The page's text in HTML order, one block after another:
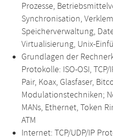
Prozesse,
Synchronisation,
Speicherverwaltung,
Virtualisierung, Unix-
Grundlagen der
Protokolle: ISO-OSI,
Pair, Koax, Glasfaser,
Modulationstechniken;
MANs, Ethernet, Token
ATM
Internet: TCP/UDP/IP